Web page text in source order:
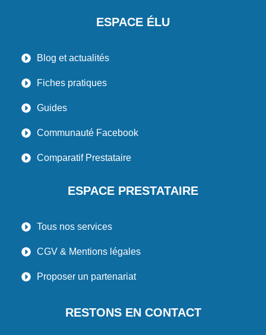
ESPACE ÉLU
Blog et actualités
Fiches pratiques
Guides
Communauté Facebook
Comparatif Prestataire
ESPACE PRESTATAIRE
Tous nos services
CGV & Mentions légales
Proposer un partenariat
RESTONS EN CONTACT